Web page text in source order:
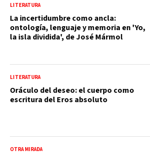
LITERATURA
La incertidumbre como ancla:
ontología, lenguaje y memoria en 'Yo,
la isla dividida', de José Mármol
LITERATURA
Oráculo del deseo: el cuerpo como
escritura del Eros absoluto
OTRA MIRADA